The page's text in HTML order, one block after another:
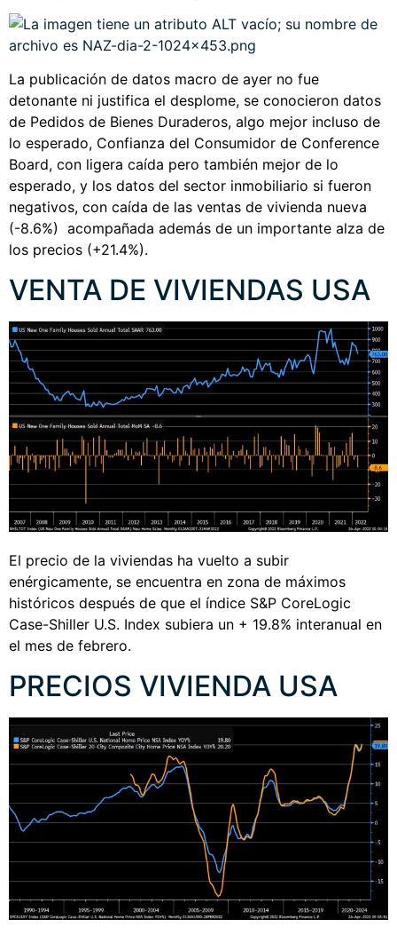
La publicación de datos macro de ayer no fue
detonante ni justifica el desplome, se conocieron datos
de Pedidos de Bienes Duraderos, algo mejor incluso de
lo esperado, Confianza del Consumidor de Conference
Board, con ligera caída pero también mejor de lo
esperado, y los datos del sector inmobiliario si fueron
negativos, con caída de las ventas de vivienda nueva
(-8.6%) acompañada además de un importante alza de
los precios (+21.4%).
VENTA DE VIVIENDAS USA
El precio de la viviendas ha vuelto a subir
enérgicamente, se encuentra en zona de máximos
históricos después de que el índice S&P CoreLogic
Case-Shiller U.S. Index subiera un + 19.8% interanual en
el mes de febrero.
PRECIOS VIVIENDA USA